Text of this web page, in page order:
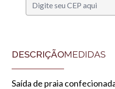
DESCRIÇÃOMEDIDAS
Saída de praia